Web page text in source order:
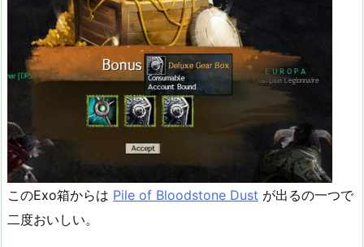
このExo箱からは Pile of Bloodstone Dust が出るの一つで
二度おいしい。